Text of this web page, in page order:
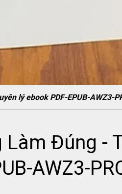
lý ebook PDF-EPUB-AWZ3-
Làm Đúng -
AWZ3-